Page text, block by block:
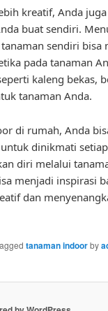
kreatif, Anda
buat sendiri.
sendiri bisa
pada tanaman
kaleng bekas,
tanaman Anda.
di rumah, Anda
dinikmati
diri melalui
menjadi inspirasi
dan
tanaman indoorby